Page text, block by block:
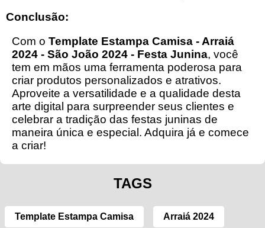
Conclusão:
Com o Template Estampa Camisa - Arraiá
2024 - São João 2024 - Festa Junina, você
tem em mãos uma ferramenta poderosa para
criar produtos personalizados e atrativos.
Aproveite a versatilidade e a qualidade desta
arte digital para surpreender seus clientes e
celebrar a tradição das festas juninas de
maneira única e especial. Adquira já e comece
a criar!
TAGS
Template Estampa Camisa Arraiá 2024